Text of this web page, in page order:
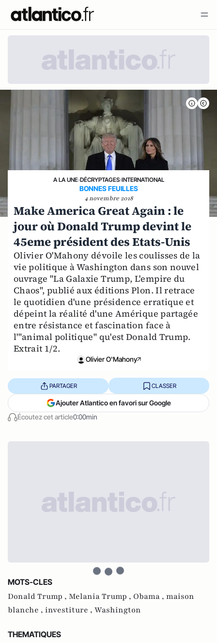
A LA UNE›DÉCRYPTAGES›INTERNATIONAL
BONNES FEUILLES
4 novembre 2018
Make America Great Again : le
jour où Donald Trump devint le
45eme président des Etats-Unis
Olivier O'Mahony dévoile les coulisses de la
vie politique à Washington dans son nouvel
ouvrage "La Galaxie Trump, L'empire du
Chaos", publié aux éditions Plon. Il retrace
le quotidien d'une présidence erratique et
dépeint la réalité d'une Amérique partagée
entre résistance et fascination face à
l'"animal politique" qu'est Donald Trump.
Extrait 1/2.
Olivier O'Mahony
Écoutez cet article0:00min
PARTAGER CLASSER
Ajouter Atlantico en favori sur Google
MOTS-CLES
Donald Trump , Melania Trump , Obama , maison
blanche , investiture , Washington
THEMATIQUES